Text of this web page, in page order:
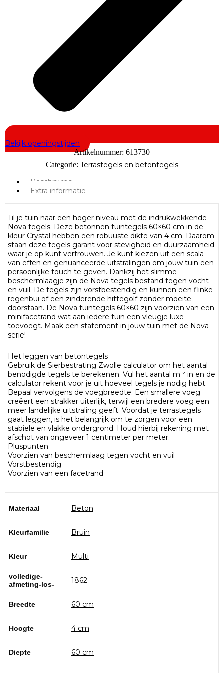
Bekijk openingstijden
Artikelnummer: 613730
Categorie: Terrastegels en betontegels
Beschrijving
Extra informatie
Til je tuin naar een hoger niveau met de indrukwekkende
Nova tegels. Deze betonnen tuintegels 60×60 cm in de
kleur Crystal hebben een robuuste dikte van 4 cm. Daarom
staan deze tegels garant voor stevigheid en duurzaamheid
waar je op kunt vertrouwen. Je kunt kiezen uit een scala
van effen en genuanceerde uitstralingen om jouw tuin een
persoonlijke touch te geven. Dankzij het slimme
beschermlaagje zijn de Nova tegels bestand tegen vocht
en vuil. De tegels zijn vorstbestendig en kunnen een flinke
regenbui of een zinderende hittegolf zonder moeite
doorstaan. De Nova tuintegels 60×60 zijn voorzien van een
minifacetrand wat aan iedere tuin een vleugje luxe
toevoegt. Maak een statement in jouw tuin met de Nova
serie!
Het leggen van betontegels
Gebruik de Sierbestrating Zwolle calculator om het aantal
benodigde tegels te berekenen. Vul het aantal m ² in en de
calculator rekent voor je uit hoeveel tegels je nodig hebt.
Bepaal vervolgens de voegbreedte. Een smallere voeg
creëert een strakker uiterlijk, terwijl een bredere voeg een
meer landelijke uitstraling geeft. Voordat je terrastegels
gaat leggen, is het belangrijk om te zorgen voor een
stabiele en vlakke ondergrond. Houd hierbij rekening met
afschot van ongeveer 1 centimeter per meter.
Pluspunten
Voorzien van beschermlaag tegen vocht en vuil
Vorstbestendig
Voorzien van een facetrand
Materiaal Beton
Kleurfamilie Bruin
Kleur Multi
volledige-
afmeting-los-
1862
Breedte 60 cm
Hoogte 4 cm
Diepte 60 cm